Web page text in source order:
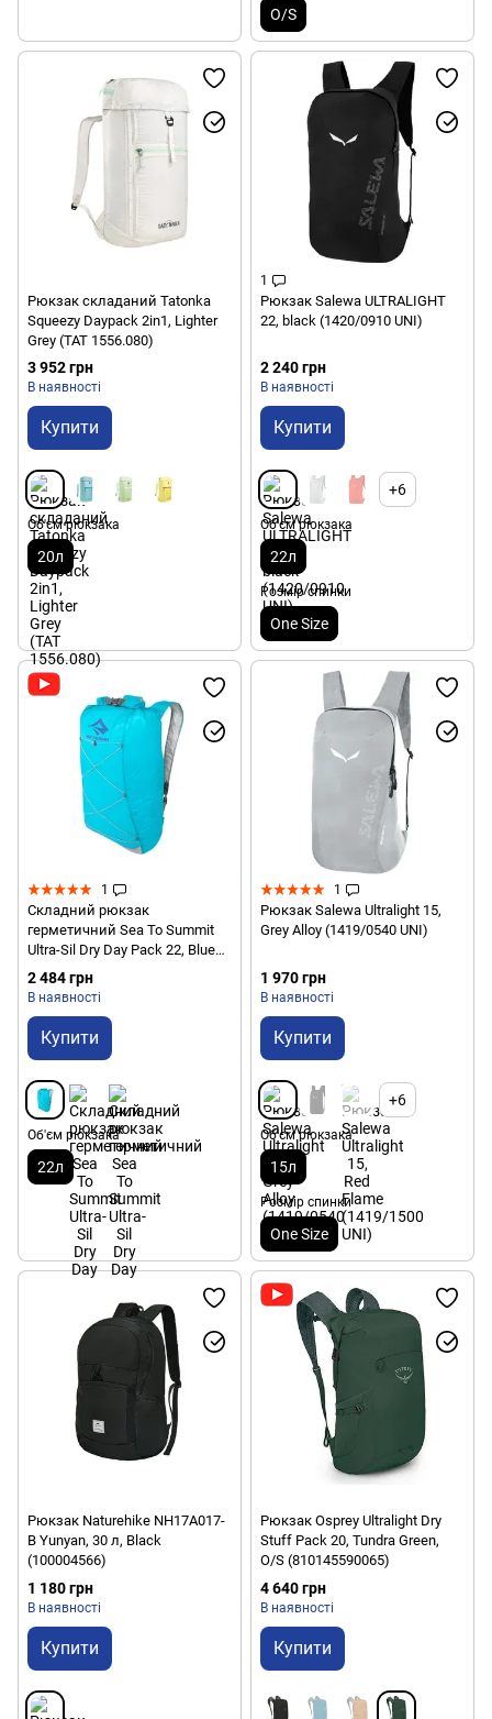
O/S
Рюкзак складаний Tatonka
Squeezy Daypack 2in1, Lighter
Grey (TAT 1556.080)
3 952 грн
В наявності
Купити
Об'єм рюкзака
20л
1
Рюкзак Salewa ULTRALIGHT
22, black (1420/0910 UNI)
2 240 грн
В наявності
Купити
+6
Об'єм рюкзака
22л
Розмір спинки
One Size
1
Складний рюкзак
герметичний Sea To Summit
Ultra-Sil Dry Day Pack 22, Blue
Atoll (STS ATC012051-070212)
2 484 грн
В наявності
Купити
Об'єм рюкзака
22л
1
Рюкзак Salewa Ultralight 15,
Grey Alloy (1419/0540 UNI)
1 970 грн
В наявності
Купити
+6
Об'єм рюкзака
15л
Розмір спинки
One Size
Рюкзак Naturehike NH17A017-
B Yunyan, 30 л, Black
(100004566)
1 180 грн
В наявності
Купити
Рюкзак Osprey Ultralight Dry
Stuff Pack 20, Tundra Green,
O/S (810145590065)
4 640 грн
В наявності
Купити